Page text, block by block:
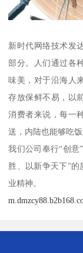
新时代网络技术发
部分。人们通过各
味美，对于沿海人
存放保鲜不易，以
消费者来说，每一
送，内陆也能够吃饭
我们公司奉行“创意
胜、以新争天下”
业精神。